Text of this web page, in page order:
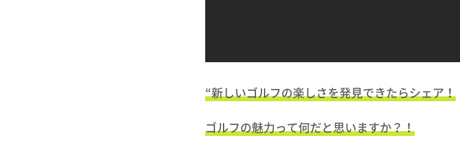
“新しいゴルフの楽しさを発見できたらシェア！
ゴルフの魅力って何だと思いますか？！